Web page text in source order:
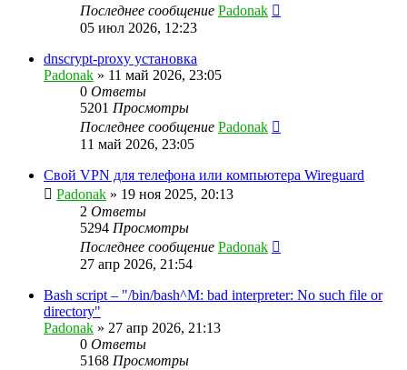
Последнее сообщение Padonak
05 июл 2026, 12:23
dnscrypt-proxy установка
Padonak » 11 май 2026, 23:05
0 Ответы
5201 Просмотры
Последнее сообщение Padonak
11 май 2026, 23:05
Свой VPN для телефона или компьютера Wireguard
Padonak » 19 ноя 2025, 20:13
2 Ответы
5294 Просмотры
Последнее сообщение Padonak
27 апр 2026, 21:54
Bash script – "/bin/bash^M: bad interpreter: No such file or
directory"
Padonak » 27 апр 2026, 21:13
0 Ответы
5168 Просмотры